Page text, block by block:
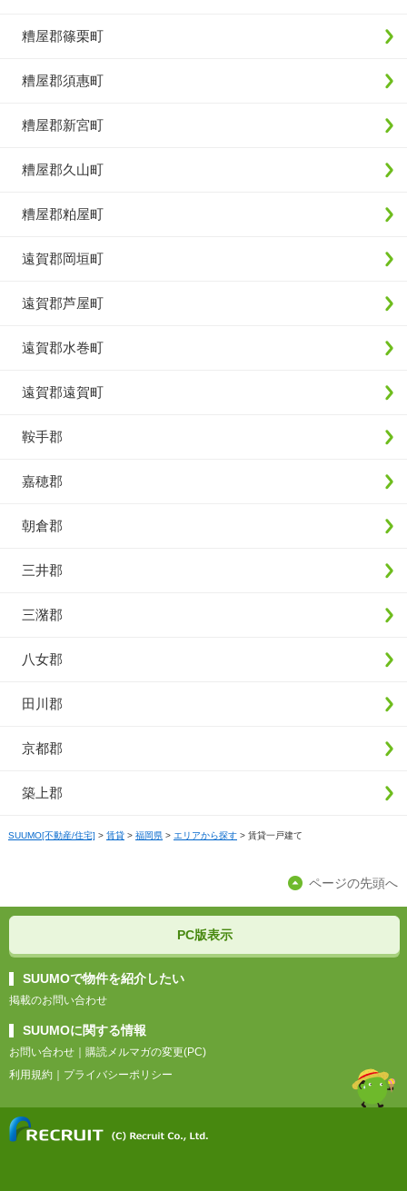
糟屋郡篠栗町
糟屋郡須惠町
糟屋郡新宮町
糟屋郡久山町
糟屋郡粕屋町
遠賀郡岡垣町
遠賀郡芦屋町
遠賀郡水巻町
遠賀郡遠賀町
鞍手郡
嘉穂郡
朝倉郡
三井郡
三潴郡
八女郡
田川郡
京都郡
築上郡
SUUMO[不動産/住宅] > 賃貸 > 福岡県 > エリアから探す > 賃貸一戸建て
ページの先頭へ
PC版表示
SUUMOで物件を紹介したい
掲載のお問い合わせ
SUUMOに関する情報
お問い合わせ
購読メルマガの変更(PC)
利用規約
プライバシーポリシー